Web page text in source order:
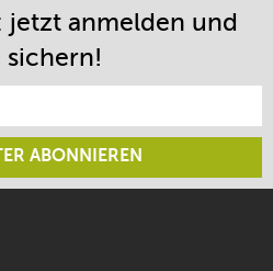
anmelden und
sichern!
ABONNIEREN